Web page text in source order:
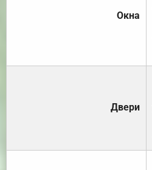
Окна
Двери